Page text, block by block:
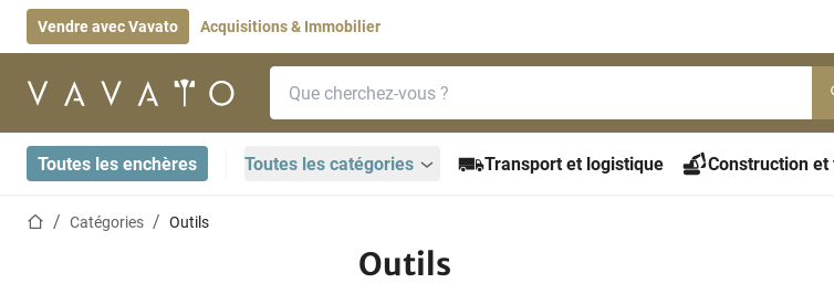
Vendre avec Vavato Acquisitions & Immobilier
Page d'accueil
Toutes les enchères Toutes les catégories Transport et logistique Construction
Page d'accueil
Catégories Outils
Outils